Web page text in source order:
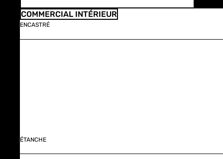
COMMERCIAL INTÉRIEUR
ENCASTRÉ
ÉTANCHE